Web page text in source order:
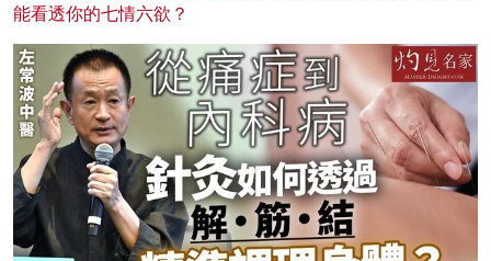
能看透你的七情六欲？